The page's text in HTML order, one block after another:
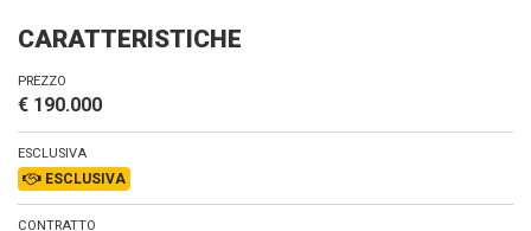
CARATTERISTICHE
PREZZO
€ 190.000
ESCLUSIVA
ESCLUSIVA
CONTRATTO